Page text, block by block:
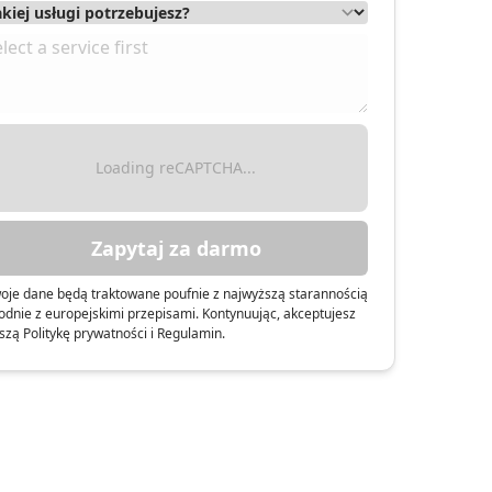
Loading reCAPTCHA...
Zapytaj za darmo
dane będą traktowane poufnie z najwyższą starannością
z europejskimi przepisami. Kontynuując, akceptujesz
Politykę prywatności i Regulamin.